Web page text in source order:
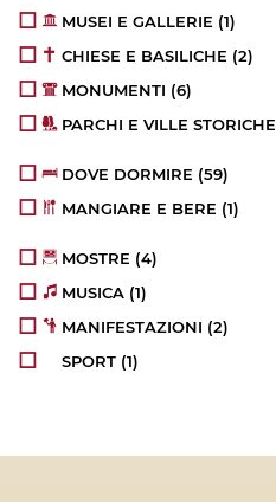
MUSEI E GALLERIE (1)
CHIESE E BASILICHE (2)
MONUMENTI (6)
PARCHI E VILLE STORICHE
DOVE DORMIRE (59)
MANGIARE E BERE (1)
MOSTRE (4)
MUSICA (1)
MANIFESTAZIONI (2)
SPORT (1)